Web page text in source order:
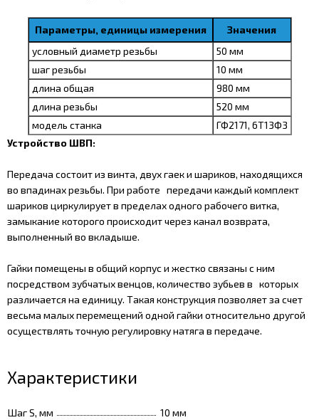
Параметры, единицы измерения
Значения
условный диаметр резьбы
50 мм
шаг резьбы
10 мм
длина общая
980 мм
длина резьбы
520 мм
модель станка
ГФ2171, 6Т13Ф3
Устройство ШВП:
Передача состоит из винта, двух гаек и шариков, находящихся
во впадинах резьбы. При работе передачи каждый комплект
шариков циркулирует в пределах одного рабочего витка,
замыкание которого происходит через канал возврата,
выполненный во вкладыше.
Гайки помещены в общий корпус и жестко связаны с ним
посредством зубчатых венцов, количество зубьев в которых
различается на единицу. Такая конструкция позволяет за счет
весьма малых перемещений одной гайки относительно другой
осуществлять точную регулировку натяга в передаче.
Характеристики
Шаг S, мм 10 мм